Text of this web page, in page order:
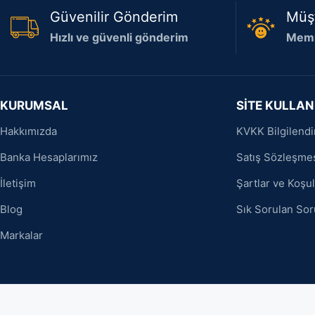
Güvenilir Gönderim
Hızlı ve güvenli gönderim
KURUMSAL
Hakkımızda
Banka Hesaplarımız
İletişim
Blog
Markalar
SİTE
KVKK
Satış
Şartlar ve
Sık Sorulan